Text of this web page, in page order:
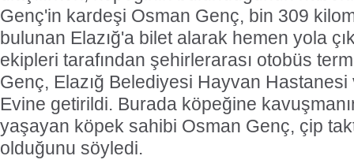
Genç'in kardeşi Osman Genç, bin 309
bulunan Elazığ'a bilet alarak hemen yola
ekipleri tarafından şehirlerarası otobüs
Genç, Elazığ Belediyesi Hayvan Hastanesi
Evine getirildi. Burada köpeğine
yaşayan köpek sahibi Osman Genç, çip
olduğunu söyledi.